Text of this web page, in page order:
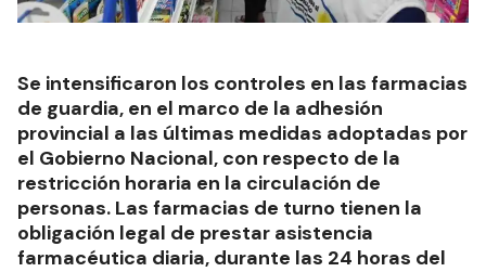
Se intensificaron los controles en las farmacias
de guardia, en el marco de la adhesión
provincial a las últimas medidas adoptadas por
el Gobierno Nacional, con respecto de la
restricción horaria en la circulación de
personas. Las farmacias de turno tienen la
obligación legal de prestar asistencia
farmacéutica diaria, durante las 24 horas del